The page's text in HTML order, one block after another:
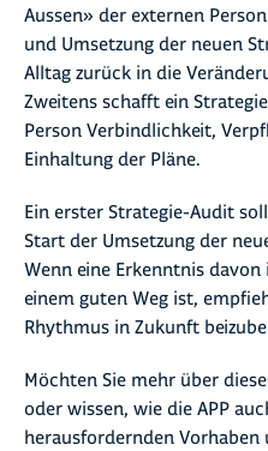
Aussen» der externen
und Umsetzung der neuen
Alltag zurück in die
Zweitens schafft ein
Person Verbindlichkeit,
Einhaltung der Pläne.
Ein erster Strategie-Audit
Start der Umsetzung der
Wenn eine Erkenntnis
einem guten Weg ist,
Rhythmus in Zukunft
Möchten Sie mehr über
oder wissen, wie die APP
herausfordernden Vorhaben